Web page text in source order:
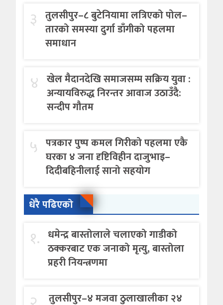
३ तुलसीपुर–८ बुटेनियामा लत्रिएको पोल–
तारको समस्या दुर्गा डाँगीको पहलमा
समाधान
४ खेल मैदानदेखि समाजसम्म सक्रिय युवा :
अन्यायविरुद्ध निरन्तर आवाज उठाउँदै:
सन्दीप गौतम
५ पत्रकार पुष्प कमल गिरीको पहलमा एकै
घरका ४ जना दृष्टिविहीन दाजुभाइ–
दिदीबहिनीलाई सानो सहयोग
धेरै पढिएको
१. धमेन्द्र बास्तोलाले चलाएको गाडीको
ठक्करबाट एक जनाको मृत्यु, बास्तोला
प्रहरी नियन्त्रणमा
तुलसीपुर–४ मजवा ठुलाखालीका २४